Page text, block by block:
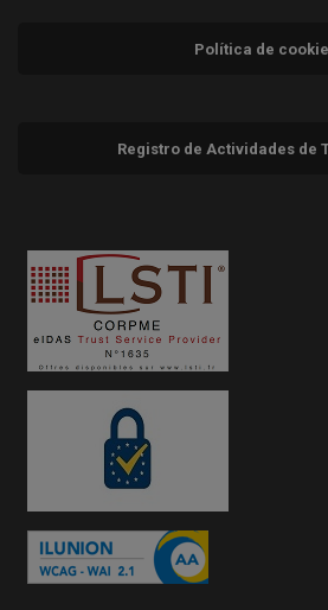
Política de
Registro de Actividades de